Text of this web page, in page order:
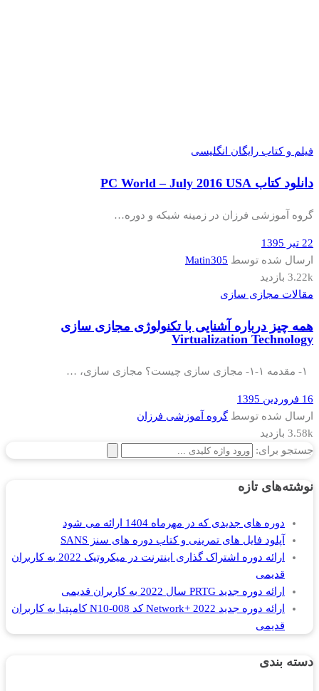
فیلم و کتاب رایگان انگلیسی
دانلود کتاب PC World – July 2016 USA
گروه آموزشی فرزان در زمینه شبکه و دوره…
22 تیر 1395
ارسال شده توسط Matin305
3.22k بازدید
مقالات مجازی سازی
همه چیز درباره آشنایی با تکنولوژی مجازی سازی
Virtualization Technology
16 فروردین 1395
ارسال شده توسطگروه آموزشی فرزان
3.58k بازدید
جستجو برای:
نوشته‌های تازه
دوره های جدیدی که در مهرماه 1404 ارائه می شود
آپلود فایل های تمرینی و کتاب دوره های سنز SANS
ارائه دوره اشتراک گذاری اینترنت در میکروتیک 2022 به کاربران
قدیمی
ارائه دوره جدید PRTG سال 2022 به کاربران قدیمی
ارائه دوره جدید Network+ 2022 کد N10-008 کامپتیا به کاربران
قدیمی
دسته بندی